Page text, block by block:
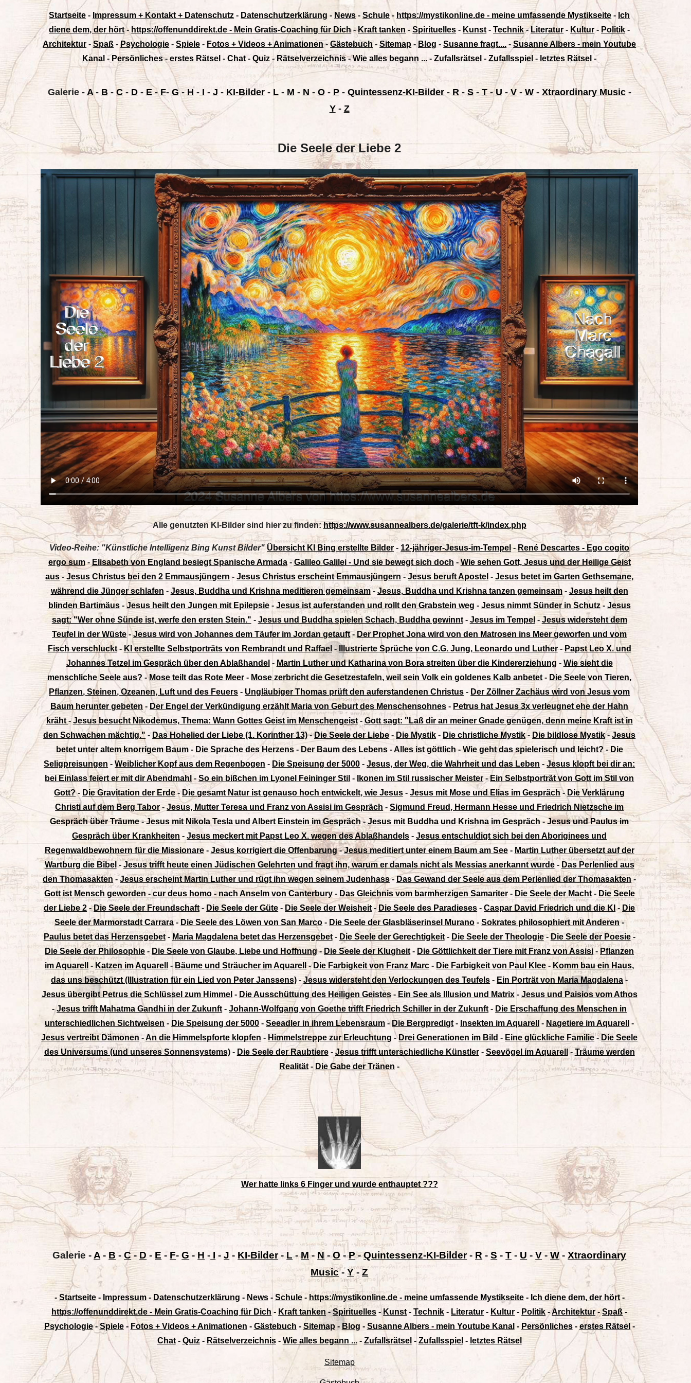
Startseite - Impressum + Kontakt + Datenschutz - Datenschutzerklärung - News -Schule - https://mystikonline.de - meine umfassende Mystikseite - Ich
diene dem, der hört- https://offenunddirekt.de - Mein Gratis-Coaching für Dich-Kraft tanken -Spirituelles - Kunst -Technik-Literatur - Kultur - Politik -
Architektur -Spaß -Psychologie -Spiele - Fotos + Videos + Animationen-Gästebuch-Sitemap - Blog -Susanne fragt.... -Susanne Albers - mein Youtube
Kanal - Persönliches-erstes Rätsel -Chat -Quiz - Rätselverzeichnis-Wie alles begann ... -Zufallsrätsel -Zufallsspiel - letztes Rätsel-
Galerie- A- B-C- D- E- F- G-H -I - J - KI-Bilder- L- M - N - O- P- Quintessenz-KI-Bilder- R- S-T-U -V- W- Xtraordinary Music-
Y- Z
Die Seele der Liebe 2
Alle genutzten KI-Bilder sind hier zu finden:https://www.susannealbers.de/galerie/tft-k/index.php
Video-Reihe: "Künstliche Intelligenz Bing Kunst Bilder" Übersicht KI Bing erstellte Bilder - 12-jähriger-Jesus-im-Tempel -René Descartes - Ego cogito
ergo sum-Elisabeth von England besiegt Spanische Armada-Galileo Galilei - Und sie bewegt sich doch - Wie sehen Gott, Jesus und der Heilige Geist
aus -Jesus Christus bei den 2 Emmausjüngern -Jesus Christus erscheint Emmausjüngern -Jesus beruft Apostel -Jesus betet im Garten Gethsemane,
während die Jünger schlafen - Jesus, Buddha und Krishna meditieren gemeinsam-Jesus, Buddha und Krishna tanzen gemeinsam- Jesus heilt den
blinden Bartimäus-Jesus heilt den Jungen mit Epilepsie- Jesus ist auferstanden und rollt den Grabstein weg - Jesus nimmt Sünder in Schutz- Jesus
sagt: "Wer ohne Sünde ist, werfe den ersten Stein." - Jesus und Buddha spielen Schach, Buddha gewinnt- Jesus im Tempel -Jesus widersteht dem
Teufel in der Wüste -Jesus wird von Johannes dem Täufer im Jordan getauft-Der Prophet Jona wird von den Matrosen ins Meer geworfen und vom
Fisch verschluckt- KI erstellte Selbstporträts von Rembrandt und Raffael - Illustrierte Sprüche von C.G. Jung, Leonardo und Luther-Papst Leo X. und
Johannes Tetzel im Gespräch über den Ablaßhandel - Martin Luther und Katharina von Bora streiten über die Kindererziehung - Wie sieht die
menschliche Seele aus? -Mose teilt das Rote Meer - Mose zerbricht die Gesetzestafeln, weil sein Volk ein goldenes Kalb anbetet - Die Seele von Tieren,
Pflanzen, Steinen, Ozeanen, Luft und des Feuers - Ungläubiger Thomas prüft den auferstandenen Christus - Der Zöllner Zachäus wird von Jesus vom
Baum herunter gebeten - Der Engel der Verkündigung erzählt Maria von Geburt des Menschensohnes - Petrus hat Jesus 3x verleugnet ehe der Hahn
kräht-Jesus besucht Nikodemus, Thema: Wann Gottes Geist im Menschengeist- Gott sagt: "Laß dir an meiner Gnade genügen, denn meine Kraft ist in
den Schwachen mächtig." - Das Hohelied der Liebe (1. Korinther 13)-Die Seele der Liebe-Die Mystik - Die christliche Mystik - Die bildlose Mystik-Jesus
betet unter altem knorrigem Baum- Die Sprache des Herzens- Der Baum des Lebens-Alles ist göttlich - Wie geht das spielerisch und leicht?- Die
Seligpreisungen -Weiblicher Kopf aus dem Regenbogen - Die Speisung der 5000 -Jesus, der Weg, die Wahrheit und das Leben -Jesus klopft bei dir an:
bei Einlass feiert er mit dir Abendmahl -So ein bißchen im Lyonel Feininger Stil - Ikonen im Stil russischer Meister-Ein Selbstporträt von Gott im Stil von
Gott?- Die Gravitation der Erde- Die gesamt Natur ist genauso hoch entwickelt, wie Jesus -Jesus mit Mose und Elias im Gespräch- Die Verklärung
Christi auf dem Berg Tabor -Jesus, Mutter Teresa und Franz von Assisi im Gespräch -Sigmund Freud, Hermann Hesse und Friedrich Nietzsche im
Gespräch über Träume-Jesus mit Nikola Tesla und Albert Einstein im Gespräch-Jesus mit Buddha und Krishna im Gespräch -Jesus und Paulus im
Gespräch über Krankheiten -Jesus meckert mit Papst Leo X. wegen des Ablaßhandels -Jesus entschuldigt sich bei den Aboriginees und
Regenwaldbewohnern für die Missionare- Jesus korrigiert die Offenbarung-Jesus meditiert unter einem Baum am See- Martin Luther übersetzt auf der
Wartburg die Bibel - Jesus trifft heute einen Jüdischen Gelehrten und fragt ihn, warum er damals nicht als Messias anerkannt wurde- Das Perlenlied aus
den Thomasakten -Jesus erscheint Martin Luther und rügt ihn wegen seinem Judenhass-Das Gewand der Seele aus dem Perlenlied der Thomasakten-
Gott ist Mensch geworden - cur deus homo - nach Anselm von Canterbury- Das Gleichnis vom barmherzigen Samariter- Die Seele der Macht- Die Seele
der Liebe 2 -Die Seele der Freundschaft- Die Seele der Güte - Die Seele der Weisheit -Die Seele des Paradieses -Caspar David Friedrich und die KI - Die
Seele der Marmorstadt Carrara - Die Seele des Löwen von San Marco - Die Seele der Glasbläserinsel Murano -Sokrates philosophiert mit Anderen-
Paulus betet das Herzensgebet- Maria Magdalena betet das Herzensgebet- Die Seele der Gerechtigkeit- Die Seele der Theologie-Die Seele der Poesie-
Die Seele der Philosophie - Die Seele von Glaube, Liebe und Hoffnung- Die Seele der Klugheit- Die Göttlichkeit der Tiere mit Franz von Assisi - Pflanzen
im Aquarell
-Katzen im Aquarell - Bäume und Sträucher im Aquarell - Die Farbigkeit von Franz Marc - Die Farbigkeit von Paul Klee - Komm bau ein Haus,
das uns beschützt (Illustration für ein Lied von Peter Janssens) -Jesus widersteht den Verlockungen des Teufels - Ein Porträt von Maria Magdalena -
Jesus übergibt Petrus die Schlüssel zum Himmel - Die Ausschüttung des Heiligen Geistes- Ein See als Illusion und Matrix- Jesus und Paisios vom Athos
-Jesus trifft Mahatma Gandhi in der Zukunft -Johann-Wolfgang von Goethe trifft Friedrich Schiller in der Zukunft- Die Erschaffung des Menschen in
unterschiedlichen Sichtweisen - Die Speisung der 5000 -Seeadler in ihrem Lebensraum - Die Bergpredigt - Insekten im Aquarell- Nagetiere im Aquarell
-
Jesus vertreibt Dämonen - An die Himmelspforte klopfen - Himmelstreppe zur Erleuchtung -Drei Generationen im Bild - Eine glückliche Familie-Die Seele
des Universums (und unseres Sonnensystems)- Die Seele der Raubtiere- Jesus trifft unterschiedliche Künstler- Seevögel im Aquarell -Träume werden
Realität- Die Gabe der Tränen -
Wer hatte links 6 Finger und wurde enthauptet ???
Galerie - A - B -C- D - E - F-G - H - I -J - KI-Bilder- L -M- N-O -P-Quintessenz-KI-Bilder- R -S -T - U -V -W-Xtraordinary
Music-Y-Z
- Startseite- Impressum- Datenschutzerklärung - News- Schule- https://mystikonline.de - meine umfassende Mystikseite- Ich diene dem, der hört-
https://offenunddirekt.de - Mein Gratis-Coaching für Dich - Kraft tanken-Spirituelles - Kunst -Technik - Literatur - Kultur - Politik -Architektur -Spaß-
Psychologie-Spiele- Fotos + Videos + Animationen - Gästebuch - Sitemap-Blog - Susanne Albers - mein Youtube Kanal - Persönliches- erstes Rätsel-
Chat- Quiz- Rätselverzeichnis- Wie alles begann ...- Zufallsrätsel - Zufallsspiel - letztes Rätsel
Sitemap